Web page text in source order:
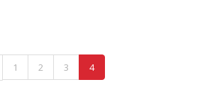
1 2 3 4